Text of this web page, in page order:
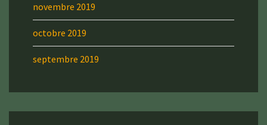
novembre 2019
octobre 2019
septembre 2019